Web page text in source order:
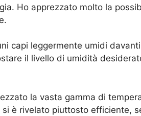
Ho apprezzato molto la
capi leggermente umidi davanti
il livello di umidità
la vasta gamma di
è rivelato piuttosto efficiente,